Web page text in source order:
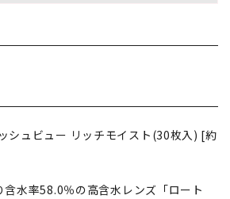
シュビュー リッチモイスト(30枚入) [約
水率58.0％の高含水レンズ「ロート